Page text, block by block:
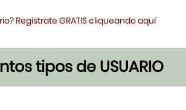
Registrate GRATIS cliqueando aquí
tipos de USUARIO